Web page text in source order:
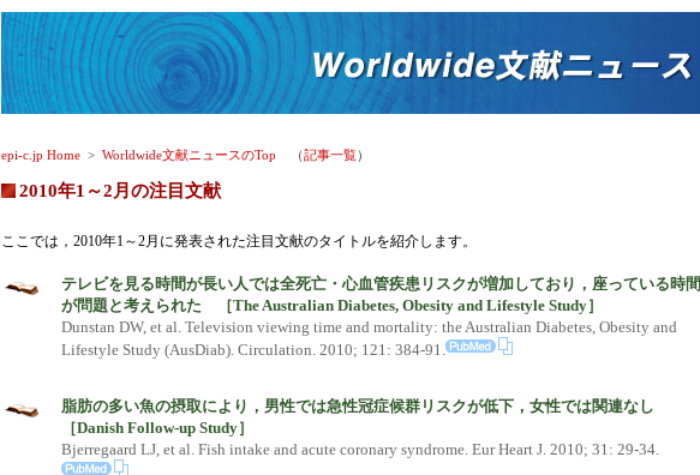
epi-c.jp Home > Worldwide文献ニュースのTop （記事一覧）
2010年1～2月の注目文献
ここでは，2010年1～2月に発表された注目文献のタイトルを紹介します。
テレビを見る時間が長い人では全死亡・心血管疾患リスクが増加しており，座っている時間
が問題と考えられた ［The Australian Diabetes, Obesity and Lifestyle Study］
Dunstan DW, et al. Television viewing time and mortality: the Australian Diabetes, Obesity and
Lifestyle Study (AusDiab). Circulation. 2010; 121: 384-91.
脂肪の多い魚の摂取により，男性では急性冠症候群リスクが低下，女性では関連なし
［Danish Follow-up Study］
Bjerregaard LJ, et al. Fish intake and acute coronary syndrome. Eur Heart J. 2010; 31: 29-34.